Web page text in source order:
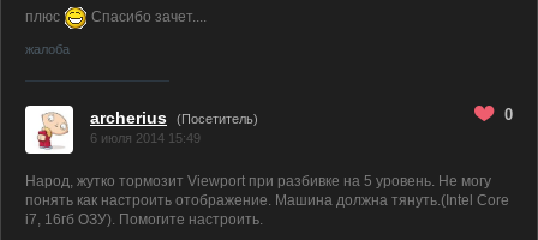
плюс Спасибо зачет....
жалоба
archerius
(Посетитель)
6 июля 2014 15:49
0
Народ, жутко тормозит Viewport при разбивке на 5 уровень. Не могу
понять как настроить отображение. Машина должна тянуть.(Intel Core
i7, 16гб ОЗУ). Помогите настроить.